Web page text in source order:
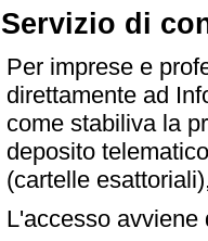
Sportello estero Mantova:
Registro Imprese sede di
tempi di lavorazione delle
Bandi e contributi per le
Scopri i bandi della Camera
Comunicati stampa ed
Resta informato sulle
Servizio di
Per imprese e
direttamente ad
come stabiliva la
deposito
(cartelle
L'accesso